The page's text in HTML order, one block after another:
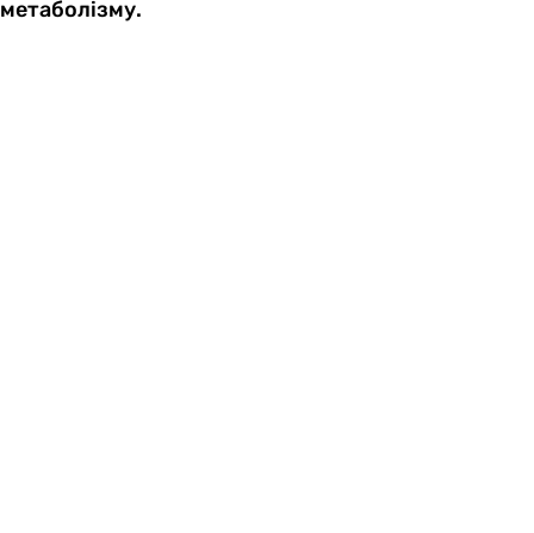
метаболізму.